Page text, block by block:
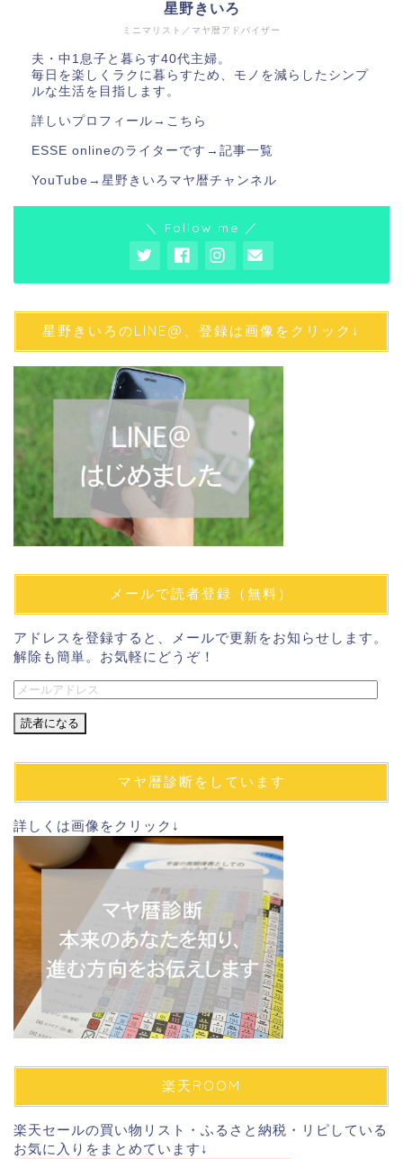
ミニマリスト／マヤ暦アドバイザー
星野きいろ
夫・中1息子と暮らす40代主婦。
毎日を楽しくラクに暮らすため、モノを減らしたシンプ
ルな生活を目指します。
詳しいプロフィール→ こちら
ESSE onlineのライターです→ 記事一覧
YouTube→ 星野きいろマヤ暦チャンネル
＼ Follow me ／
星野きいろのLINE@、登録は画像をクリック↓
メールで読者登録（無料）
アドレスを登録すると、メールで更新をお知らせします。
解除も簡単。お気軽にどうぞ！
メ
ル
ド
ス
マヤ暦診断をしています
詳しくは画像をクリック↓
楽天ROOM
楽天セールの買い物リスト・ふるさと納税・リピしている
お気に入りをまとめています↓